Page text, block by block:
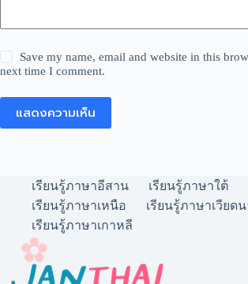
Save my name, email and website in this
next time I comment.
แสดงความเห็น
เรียนรู้ภาษาอีสาน
เรียนรู้ภาษาใต้
เรียนรู้ภาษาเหนือ
เรียนรู้ภาษาเวียด
เรียนรู้ภาษาเกาหลี